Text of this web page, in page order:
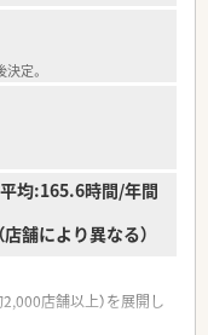
定。
均:165.6時間/年間
舗により異なる）
店舗以上）を展開し